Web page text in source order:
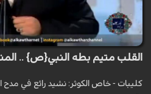
القلب متيم بطه النبي{ص} ..
كليبات - خاص الكوثر: نشيد رائع في